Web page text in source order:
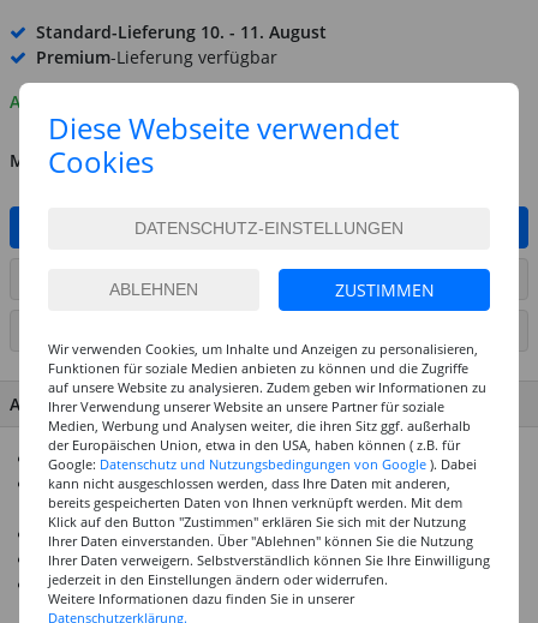
Standard-Lieferung 10. - 11. August
Premium-Lieferung verfügbar
Auf Lager
MENGE
IN DEN WARENKORB
ARTIKEL AUF WUNSCHLISTE SETZEN
ARTIKEL MERKMALE & DETAILS
Tolles Starterset zum Thema Aquarellmalerei
Enthält alle Materialien und Anleitungen, die man dafür
benötigt
Auch als Geschenkidee geeignet
Passende Anleitungen und Lernvideos per QR-Code
Inhalt: Art Aqua flüssige Aquarellfarben halber Topf in 12
Farben, Aquarellblock mit 20 Seiten plus Pinsel
Diese Webseite verwendet
Cookies
ZUSTIMMEN
Wir verwenden Cookies, um Inhalte und Anzeigen zu personalisieren,
Funktionen für soziale Medien anbieten zu können und die Zugriffe
auf unsere Website zu analysieren. Zudem geben wir Informationen zu
Ihrer Verwendung unserer Website an unsere Partner für soziale
Medien, Werbung und Analysen weiter, die ihren Sitz ggf. außerhalb
der Europäischen Union, etwa in den USA, haben können ( z.B. für
Google: Datenschutz und Nutzungsbedingungen von Google ). Dabei
kann nicht ausgeschlossen werden, dass Ihre Daten mit anderen,
bereits gespeicherten Daten von Ihnen verknüpft werden. Mit dem
Klick auf den Button "Zustimmen" erklären Sie sich mit der Nutzung
Ihrer Daten einverstanden. Über "Ablehnen" können Sie die Nutzung
Ihrer Daten verweigern. Selbstverständlich können Sie Ihre Einwilligung
jederzeit in den Einstellungen ändern oder widerrufen.
Weitere Informationen dazu finden Sie in unserer
Datenschutzerklärung.